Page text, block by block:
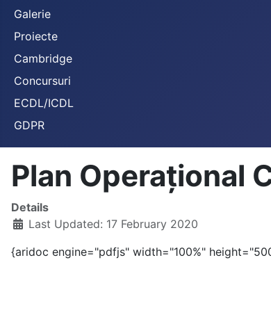
Galerie
Proiecte
Cambridge
Concursuri
ECDL/ICDL
GDPR
Plan Operațional
Details
Last Updated: 17 February 2020
{aridoc engine="pdfjs" width="100%"